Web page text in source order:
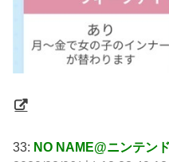
33: NO NAME@ニンテン